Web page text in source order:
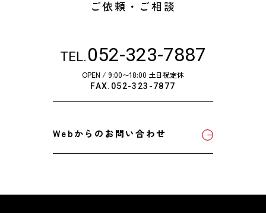
ご依頼・ご相談
TEL. 052-323-7887
OPEN / 9:00〜18:00 土日祝定休
FAX.052-323-7877
Webからのお問い合わせ